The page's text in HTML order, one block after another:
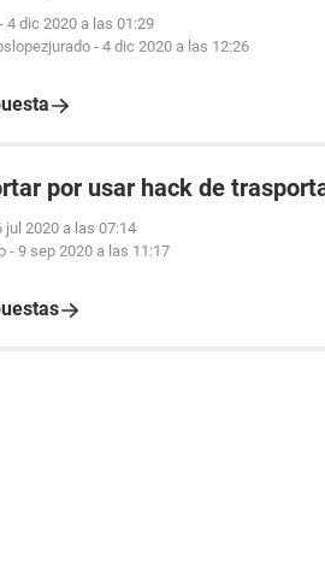
- 4 dic 2020 a las 01:29
- 4 dic 2020 a las 12:26
por usar hack de
jul 2020 a las 07:14
- 9 sep 2020 a las 11:17